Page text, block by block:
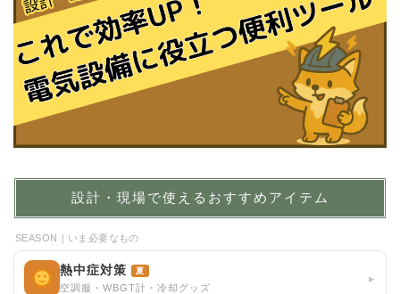
設計・現場で使えるおすすめアイテム
SEASON｜いま必要なもの
熱中症対策 夏
空調服・WBGT計・冷却グッズ
▸